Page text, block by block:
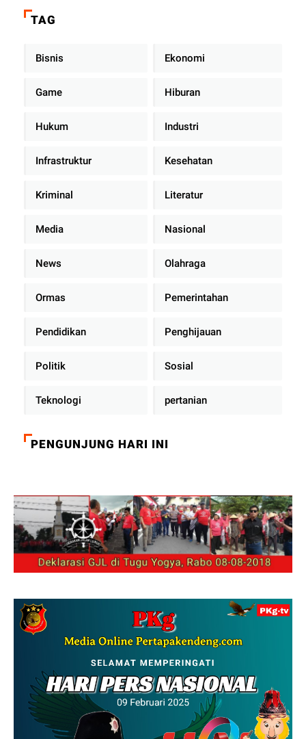
TAG
Bisnis Ekonomi
Game Hiburan
Hukum Industri
Infrastruktur Kesehatan
Kriminal Literatur
Media Nasional
News Olahraga
Ormas Pemerintahan
Pendidikan Penghijauan
Politik Sosial
Teknologi pertanian
PENGUNJUNG HARI INI